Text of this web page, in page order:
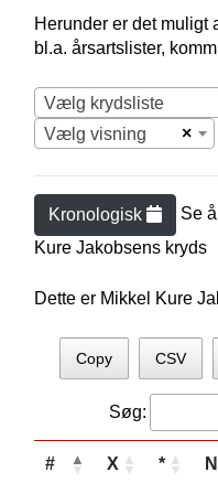
Herunder er det
bl.a. årsartslister,
Vælg krydsliste
×
Vælg visning
Kronologisk Se
Kure Jakobsens kryds
Dette er Mikkel Kure
Copy CSV
Søg:
# X *